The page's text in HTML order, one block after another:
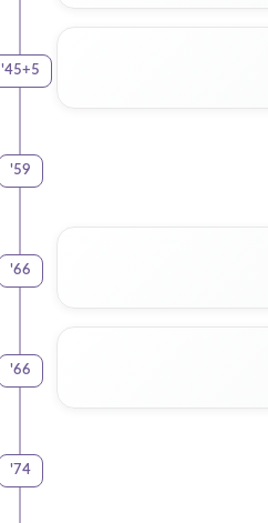
45+5
'
59
'
66
'
66
'
74
'